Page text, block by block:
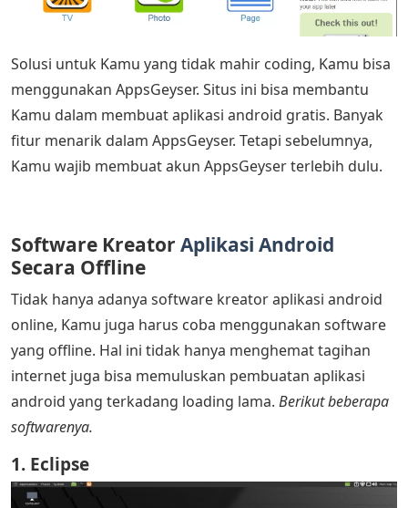
Solusi untuk Kamu yang tidak mahir coding, Kamu bisa
menggunakan AppsGeyser. Situs ini bisa membantu
Kamu dalam membuat aplikasi android gratis. Banyak
fitur menarik dalam AppsGeyser. Tetapi sebelumnya,
Kamu wajib membuat akun AppsGeyser terlebih dulu.
Software Kreator Aplikasi Android
Secara Offline
Tidak hanya adanya software kreator aplikasi android
online, Kamu juga harus coba menggunakan software
yang offline. Hal ini tidak hanya menghemat tagihan
internet juga bisa memuluskan pembuatan aplikasi
android yang terkadang loading lama. Berikut beberapa
softwarenya.
1. Eclipse